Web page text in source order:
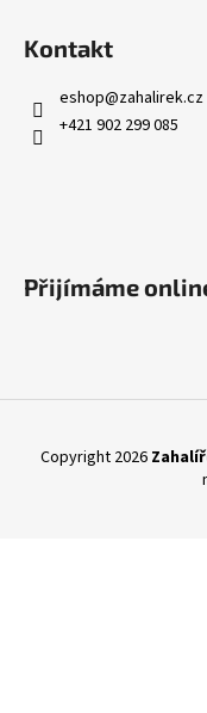
Kontakt
eshop@zahalirek.cz
+421 902 299 085
Přijímáme
Copyright 2026